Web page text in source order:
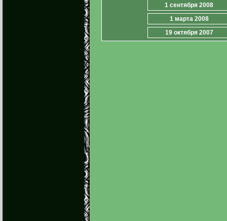
1 сентября 2008
1 марта 2008
19 октября 2007